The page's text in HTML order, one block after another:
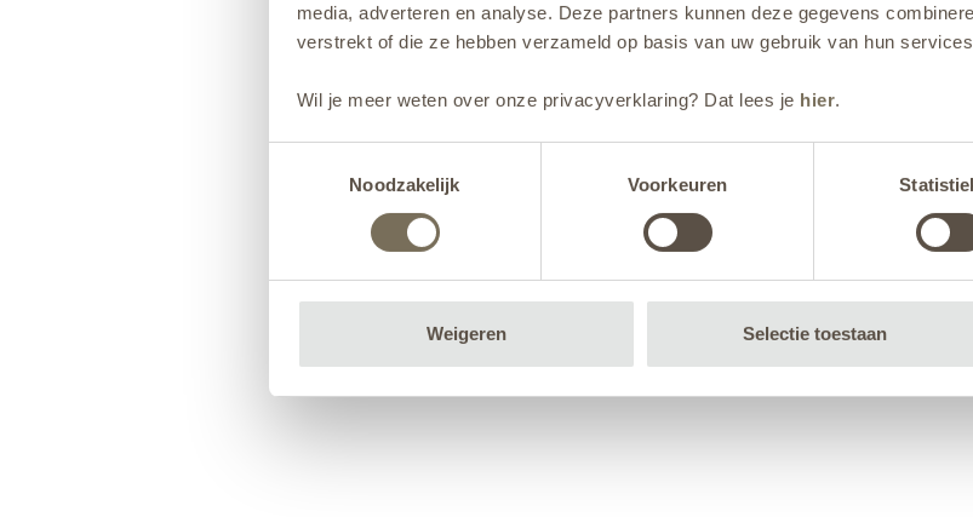
media, adverteren en analyse. Deze partners kunnen deze gegevens
verstrekt of die ze hebben verzameld op basis van uw gebruik van hun
Wil je meer weten over onze privacyverklaring? Dat lees je hier.
Noodzakelijk
Voorkeuren
Weigeren Selectie toestaan